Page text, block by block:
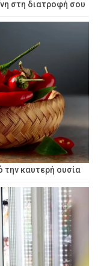
στη διατροφή σου
την καυτερή ουσία